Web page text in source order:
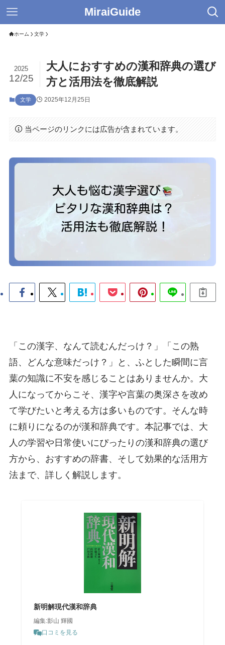
MiraiGuide
ホーム 文学
大人におすすめの漢和辞典の選び
方と活用法を徹底解説
2025
12/25
文学 2025年12月25日
当ページのリンクには広告が含まれています。
「この漢字、なんて読むんだっけ？」「この熟
語、どんな意味だっけ？」と、ふとした瞬間に言
葉の知識に不安を感じることはありませんか。大
人になってからこそ、漢字や言葉の奥深さを改め
て学びたいと考える方は多いものです。そんな時
に頼りになるのが漢和辞典です。本記事では、大
人の学習や日常使いにぴったりの漢和辞典の選び
方から、おすすめの辞書、そして効果的な活用方
法まで、詳しく解説します。
新明解現代漢和辞典
編集:影山 輝國
口コミを見る